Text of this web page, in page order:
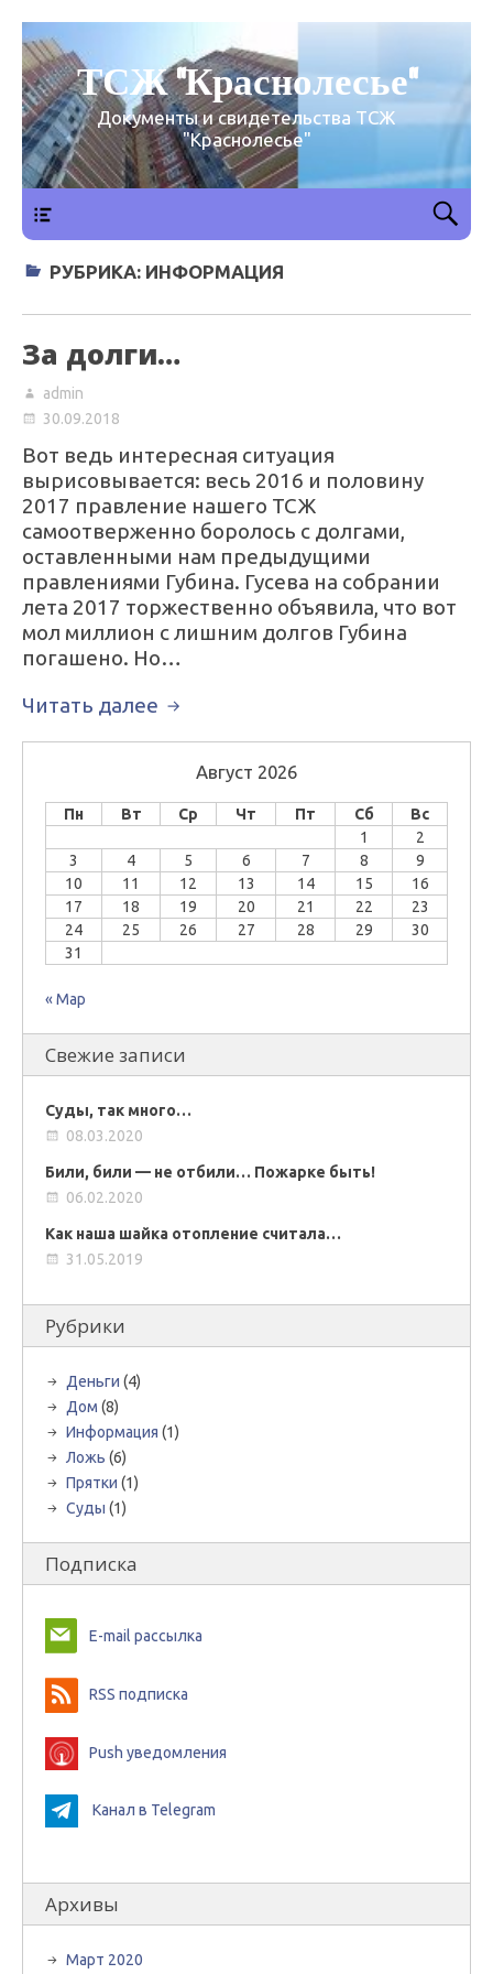
ТСЖ "Краснолесье"
Документы и свидетельства ТСЖ
"Краснолесье"
меню
РУБРИКА: ИНФОРМАЦИЯ
За долги…
admin
30.09.2018
Вот ведь интересная ситуация
вырисовывается: весь 2016 и половину
2017 правление нашего ТСЖ
самоотверженно боролось с долгами,
оставленными нам предыдущими
правлениями Губина. Гусева на собрании
лета 2017 торжественно объявила, что вот
мол миллион с лишним долгов Губина
погашено. Но…
Читать далее
Август 2026
Пн Вт Ср Чт Пт Сб
Вс
1
2
3
4 5 6 7 8
9
10
11 12 13 14 15
16
17
18 19 20 21 22
23
24
25 26 27 28 29
30
31
« Мар
Свежие записи
Суды, так много…
08.03.2020
Били, били — не отбили… Пожарке быть!
06.02.2020
Как наша шайка отопление считала…
31.05.2019
Рубрики
Деньги (4)
Дом (8)
Информация (1)
Ложь (6)
Прятки (1)
Суды (1)
Подписка
E-mail рассылка
RSS подписка
Push уведомления
Канал в Telegram
Архивы
Март 2020